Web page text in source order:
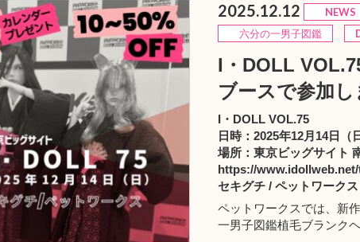
2025.12.12 NEWS
六分の一男子図鑑
I・DOLL
ブースで参加し
I・DOLL VOL.75
日時：2025年12月14日（
場所：東京ビッグサイト
https://
セキグチ / ペットワーク
ペットワークスでは、新
一男子図鑑植毛ブランク